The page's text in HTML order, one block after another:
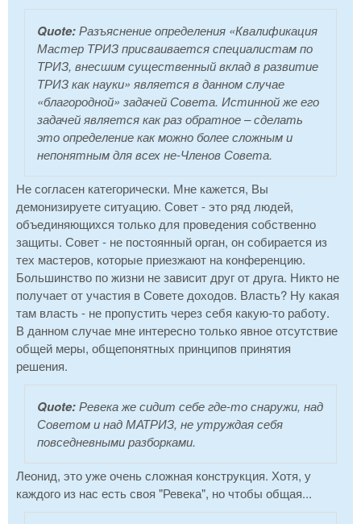
Quote:Разъяснение определения «Квалификация
Мастер ТРИЗ присваивается специалистам по
ТРИЗ, внесшим существенный вклад в развитие
ТРИЗ как науки» является в данном случае
«благородной» задачей Совета. Истинной же его
задачей является как раз обратное – сделать
это определение как можно более сложным и
непонятным для всех не-Членов Совета.
Не согласен категорически. Мне кажется, Вы
демонизируете ситуацию. Совет - это ряд людей,
объединяющихся только для проведения собственно
защиты. Совет - не постоянный орган, он собирается из
тех мастеров, которые приезжают на конференцию.
Большинство по жизни не зависит друг от друга. Никто не
получает от участия в Совете доходов. Власть? Ну какая
там власть - не пропустить через себя какую-то работу.
В данном случае мне интересно только явное отсутствие
общей меры, общепонятных принципов принятия
решения.
Quote:Ревека же сидит себе где-то снаружи, над
Советом и над МАТРИЗ, не утруждая себя
повседневными разборками.
Леонид, это уже очень сложная конструкция. Хотя, у
каждого из нас есть своя "Ревека", но чтобы общая...